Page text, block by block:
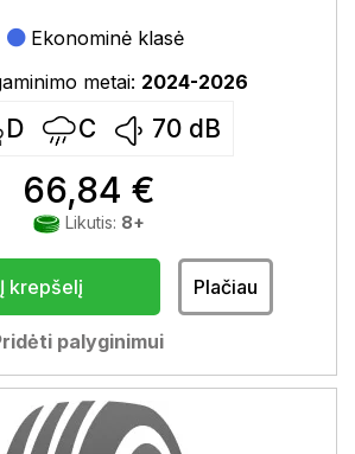
Ekonominė klasė
metai: 2024-2026
D C 70 dB
66,84 €
Likutis: 8+
Į krepšelį Plačiau
palyginimui